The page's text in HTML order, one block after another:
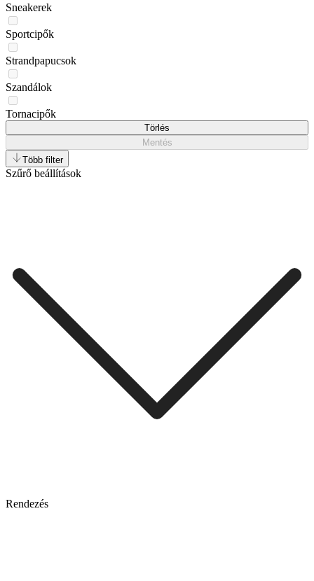
Sneakerek
Sportcipők
Strandpapucsok
Szandálok
Tornacipők
Törlés
Mentés
Több filter
Szűrő beállítások
Rendezés